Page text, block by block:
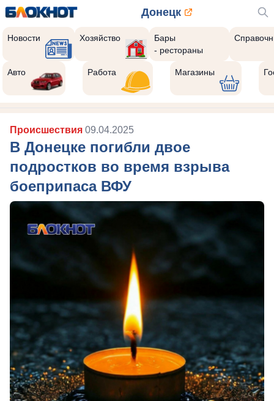
Донецк
Новости Хозяйство
Бары
- рестораны
Авто Работа Магазины
Происшествия 09.04.2025
В Донецке погибли двое
подростков во время взрыва
боеприпаса ВФУ